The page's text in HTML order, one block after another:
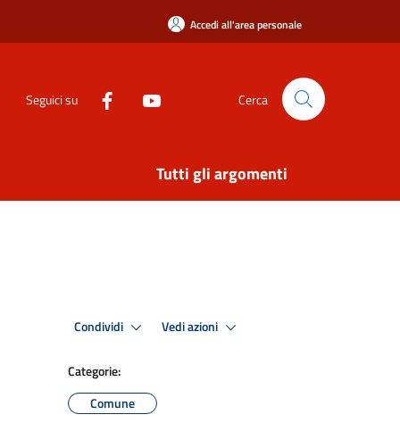
Accedi all'area personale
Seguici su Cerca
Tutti gli argomenti
Condividi Vedi azioni
Categorie:
Comune